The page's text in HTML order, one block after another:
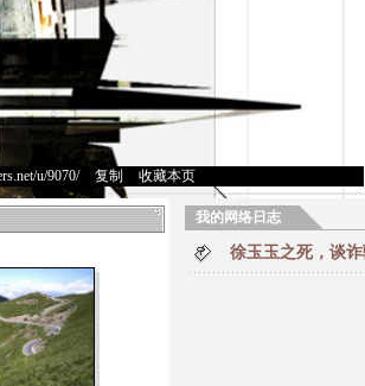
u/9070/> 复制 收藏本页
我的网络日志
徐玉玉之死，谈